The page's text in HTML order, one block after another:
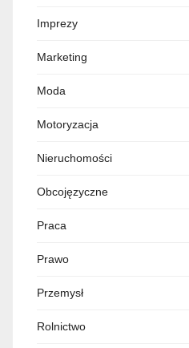
Imprezy
Marketing
Moda
Motoryzacja
Nieruchomości
Obcojęzyczne
Praca
Prawo
Przemysł
Rolnictwo